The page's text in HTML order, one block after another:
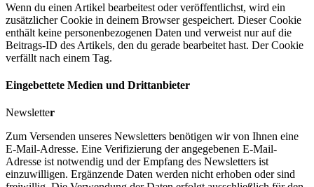
Wenn du einen Artikel bearbeitest oder veröffentlichst, wird ein
zusätzlicher Cookie in deinem Browser gespeichert. Dieser Cookie
enthält keine personenbezogenen Daten und verweist nur auf die
Beitrags-ID des Artikels, den du gerade bearbeitet hast. Der Cookie
verfällt nach einem Tag.
Eingebettete Medien und Drittanbieter
Newsletter
Zum Versenden unseres Newsletters benötigen wir von Ihnen eine
E-Mail-Adresse. Eine Verifizierung der angegebenen E-Mail-
Adresse ist notwendig und der Empfang des Newsletters ist
einzuwilligen. Ergänzende Daten werden nicht erhoben oder sind